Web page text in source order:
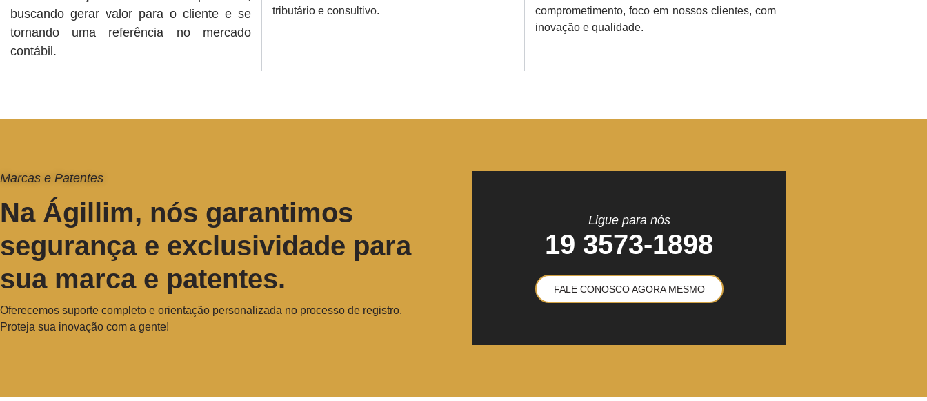
buscando gerar valor para o cliente e se
tornando uma referência no mercado
contábil.
tributário e consultivo.
comprometimento, foco em nossos clientes, com
inovação e qualidade.
Marcas e Patentes
Na Ágillim, nós garantimos
segurança e exclusividade para
sua marca e patentes.
Oferecemos suporte completo e orientação personalizada no processo de registro.
Proteja sua inovação com a gente!
Ligue para nós
19 3573-1898
FALE CONOSCO AGORA MESMO